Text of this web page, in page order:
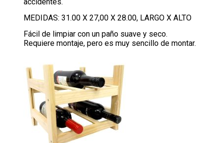
MEDIDAS: 31.00 X 27,00 X 28.00, LARGO X ALTO
Fácil de limpiar con un paño suave y seco.
Requiere montaje, pero es muy sencillo de montar.